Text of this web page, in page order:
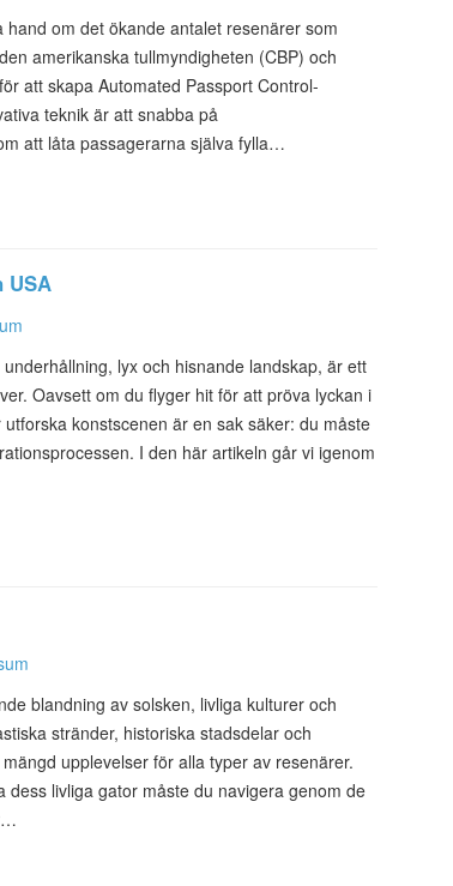
om det ökande antalet resenärer som
amerikanska tullmyndigheten (CBP) och
att skapa Automated Passport Control-
teknik är att snabba på
att låta passagerarna själva fylla…
USA
lyx och hisnande landskap, är ett
Oavsett om du flyger hit för att pröva lyckan i
konstscenen är en sak säker: du måste
I den här artikeln går vi igenom
blandning av solsken, livliga kulturer och
stränder, historiska stadsdelar och
upplevelser för alla typer av resenärer.
livliga gator måste du navigera genom de